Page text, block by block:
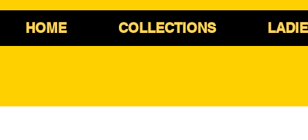
HOME COLLECTIONS